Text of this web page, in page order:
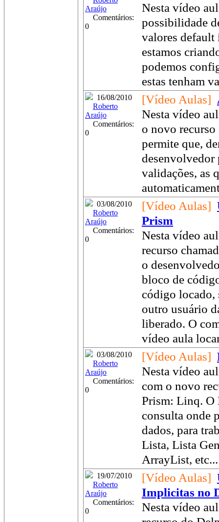
Araújo
Comentários:
0
Nesta vídeo
possibilidade
valores default
estamos
podemos
estas tenham
16/08/2010
Roberto
Araújo
Comentários:
0
[Vídeo Aulas]
Nesta vídeo
o novo recurso
permite que,
desenvolvedor
validações, as
03/08/2010
Roberto
Araújo
Comentários:
0
[Vídeo Aulas]
Prism
Nesta vídeo
recurso
o
bloco de
código locado,
outro usuário
liberado. O
vídeo aula
03/08/2010
Roberto
Araújo
Comentários:
0
[Vídeo Aulas]
Nesta vídeo
com o novo
Prism: Linq. O
consulta onde
dados, para
Lista, Lista
ArrayList, etc...
19/07/2010
Roberto
Araújo
Comentários:
0
[Vídeo Aulas]
Implicitas no
Nesta vídeo